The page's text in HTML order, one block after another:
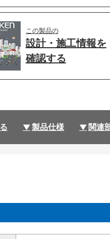
この製品の
設計・施工情報を
確認する
製品仕様 関連